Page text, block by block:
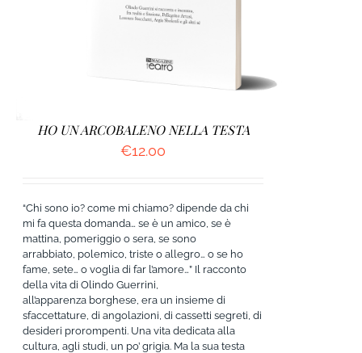
HO UN ARCOBALENO NELLA TESTA
€12.00
“Chi sono io? come mi chiamo? dipende da chi
mi fa questa domanda… se è un amico, se è
mattina, pomeriggio o sera, se sono
arrabbiato, polemico, triste o allegro… o se ho
fame, sete… o voglia di far l’amore…” Il racconto
della vita di Olindo Guerrini,
all’apparenza borghese, era un insieme di
sfaccettature, di angolazioni, di cassetti segreti, di
desideri prorompenti. Una vita dedicata alla
cultura, agli studi, un po’ grigia. Ma la sua testa